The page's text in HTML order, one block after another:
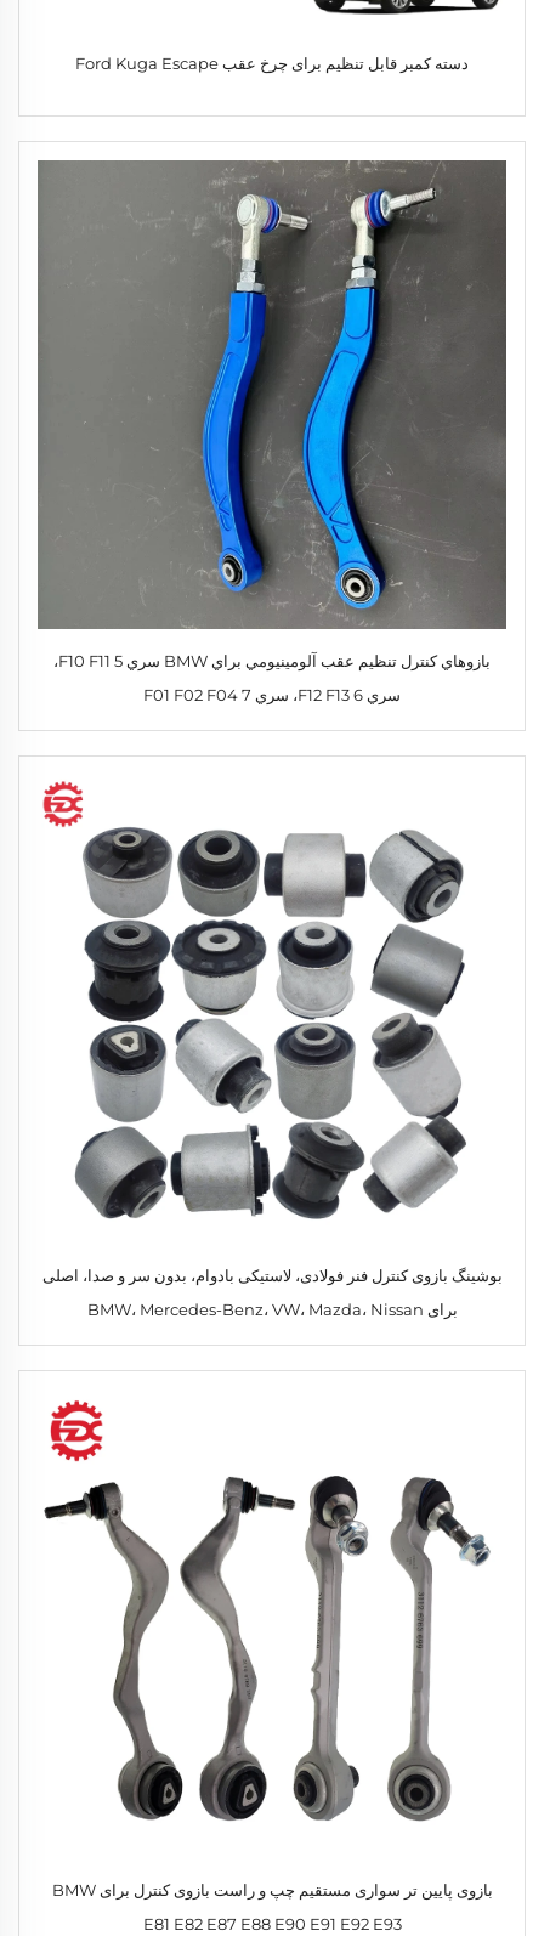
دسته کمبر قابل تنظیم برای چرخ عقب Ford Kuga Escape
بازوهاي كنترل تنظيم عقب آلومينيومي براي BMW سري 5 F10 F11،
سري 6 F12 F13، سري 7 F01 F02 F04
بوشینگ بازوی کنترل فنر فولادی، لاستیکی بادوام، بدون سر و صدا، اصلی
برای BMW، Mercedes-Benz، VW، Mazda، Nissan
بازوی پایین تر سواری مستقیم چپ و راست بازوی کنترل برای BMW
E81 E82 E87 E88 E90 E91 E92 E93